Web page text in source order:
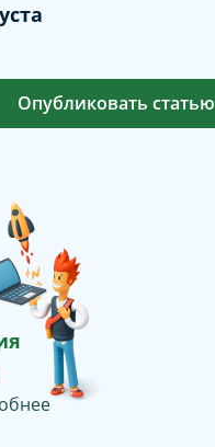
Опубликовать статью